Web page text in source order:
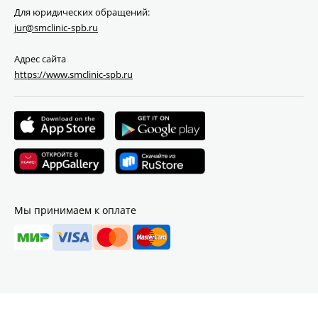
Для юридических обращений:
jur@smclinic‑spb.ru
Адрес сайта
https://www.smclinic-spb.ru
Мы принимаем к оплате